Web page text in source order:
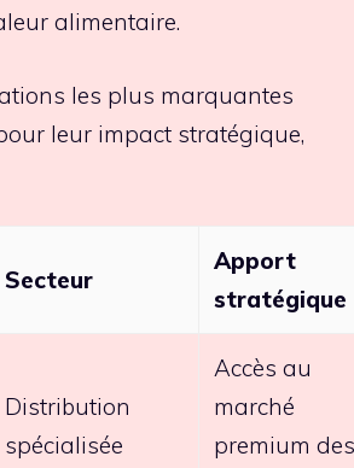
alimentaire.
les plus marquantes
leur impact stratégique,
Secteur
Apport
stratégique
Distribution
spécialisée
Accès au
marché
premium des